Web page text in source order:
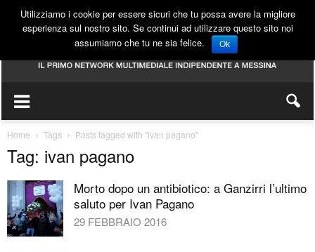
Home Tags Posts tagged with "ivan pagano"
Tag: ivan pagano
Morto dopo un antibiotico: a Ganzirri l’ultimo
saluto per Ivan Pagano
29 FEBBRAIO 2016
Utilizziamo i cookie per essere sicuri che tu possa avere la migliore
esperienza sul nostro sito. Se continui ad utilizzare questo sito noi
assumiamo che tu ne sia felice.
Ok